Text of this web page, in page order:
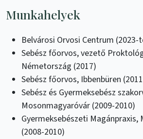
Munkahelyek
Belvárosi Orvosi Centrum (2023-
Sebész főorvos, vezető
Németország (2017)
Sebész főorvos, Ibbenbüren
Sebész és Gyermeksebész
Mosonmagyaróvár (2009-2010)
Gyermeksebészeti
(2008-2010)